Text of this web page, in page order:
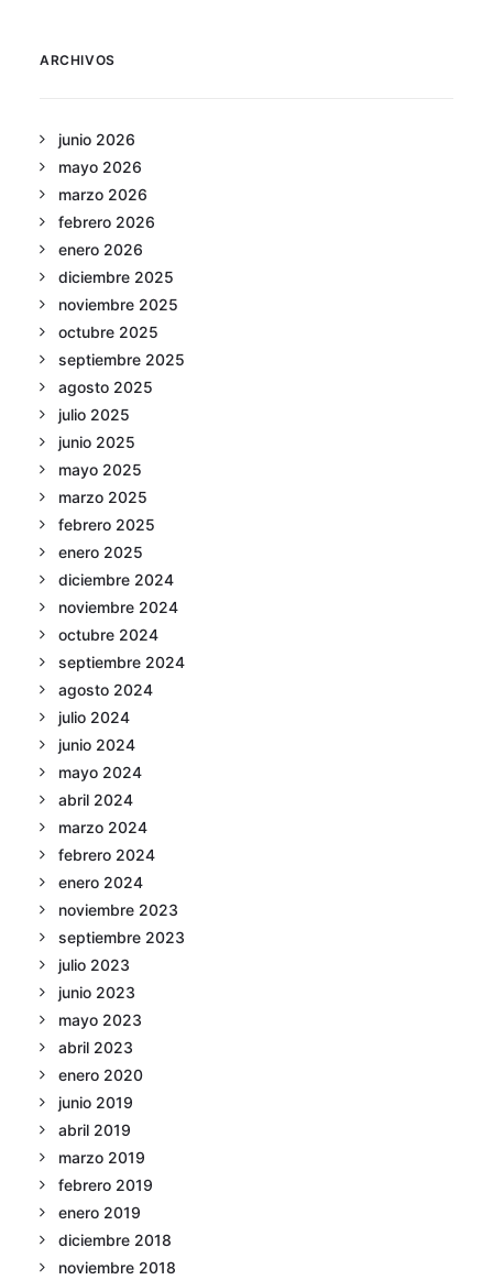
ARCHIVOS
junio 2026
mayo 2026
marzo 2026
febrero 2026
enero 2026
diciembre 2025
noviembre 2025
octubre 2025
septiembre 2025
agosto 2025
julio 2025
junio 2025
mayo 2025
marzo 2025
febrero 2025
enero 2025
diciembre 2024
noviembre 2024
octubre 2024
septiembre 2024
agosto 2024
julio 2024
junio 2024
mayo 2024
abril 2024
marzo 2024
febrero 2024
enero 2024
noviembre 2023
septiembre 2023
julio 2023
junio 2023
mayo 2023
abril 2023
enero 2020
junio 2019
abril 2019
marzo 2019
febrero 2019
enero 2019
diciembre 2018
noviembre 2018